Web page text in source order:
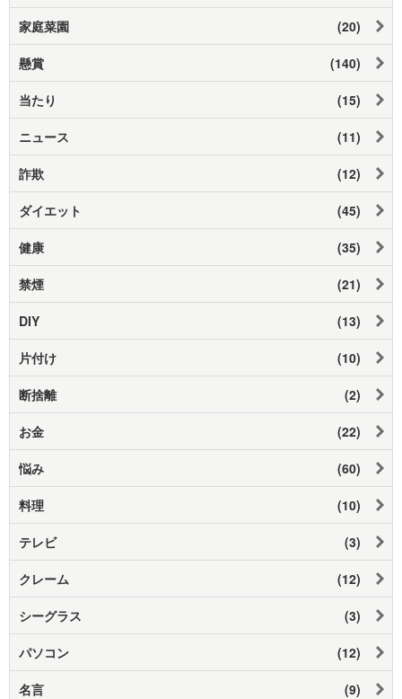
家庭菜園 (20)
懸賞 (140)
当たり (15)
ニュース (11)
詐欺 (12)
ダイエット (45)
健康 (35)
禁煙 (21)
DIY (13)
片付け (10)
断捨離 (2)
お金 (22)
悩み (60)
料理 (10)
テレビ (3)
クレーム (12)
シーグラス (3)
パソコン (12)
名言 (9)